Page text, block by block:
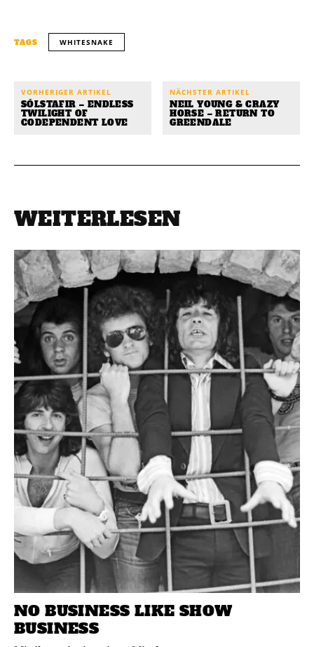
TAGS WHITESNAKE
VORHERIGER ARTIKEL
SÓLSTAFIR – ENDLESS
TWILIGHT OF
CODEPENDENT LOVE
NÄCHSTER ARTIKEL
NEIL YOUNG & CRAZY
HORSE – RETURN TO
GREENDALE
WEITERLESEN
NO BUSINESS LIKE SHOW
BUSINESS